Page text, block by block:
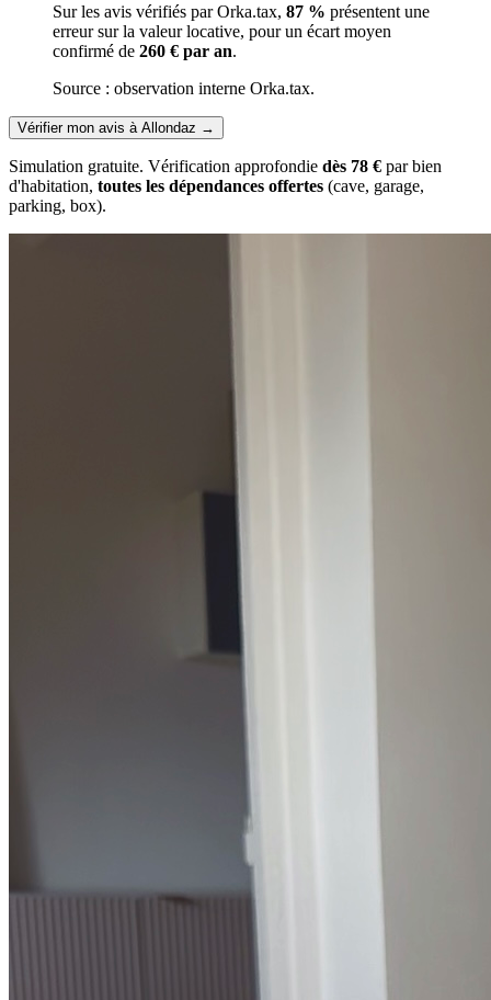
Sur les avis vérifiés par Orka.tax, 87 % présentent une
erreur sur la valeur locative, pour un écart moyen
confirmé de 260 € par an.
Source : observation interne Orka.tax.
Vérifier mon avis à Allondaz →
Simulation gratuite. Vérification approfondie dès 78 € par bien
d'habitation, toutes les dépendances offertes (cave, garage,
parking, box).